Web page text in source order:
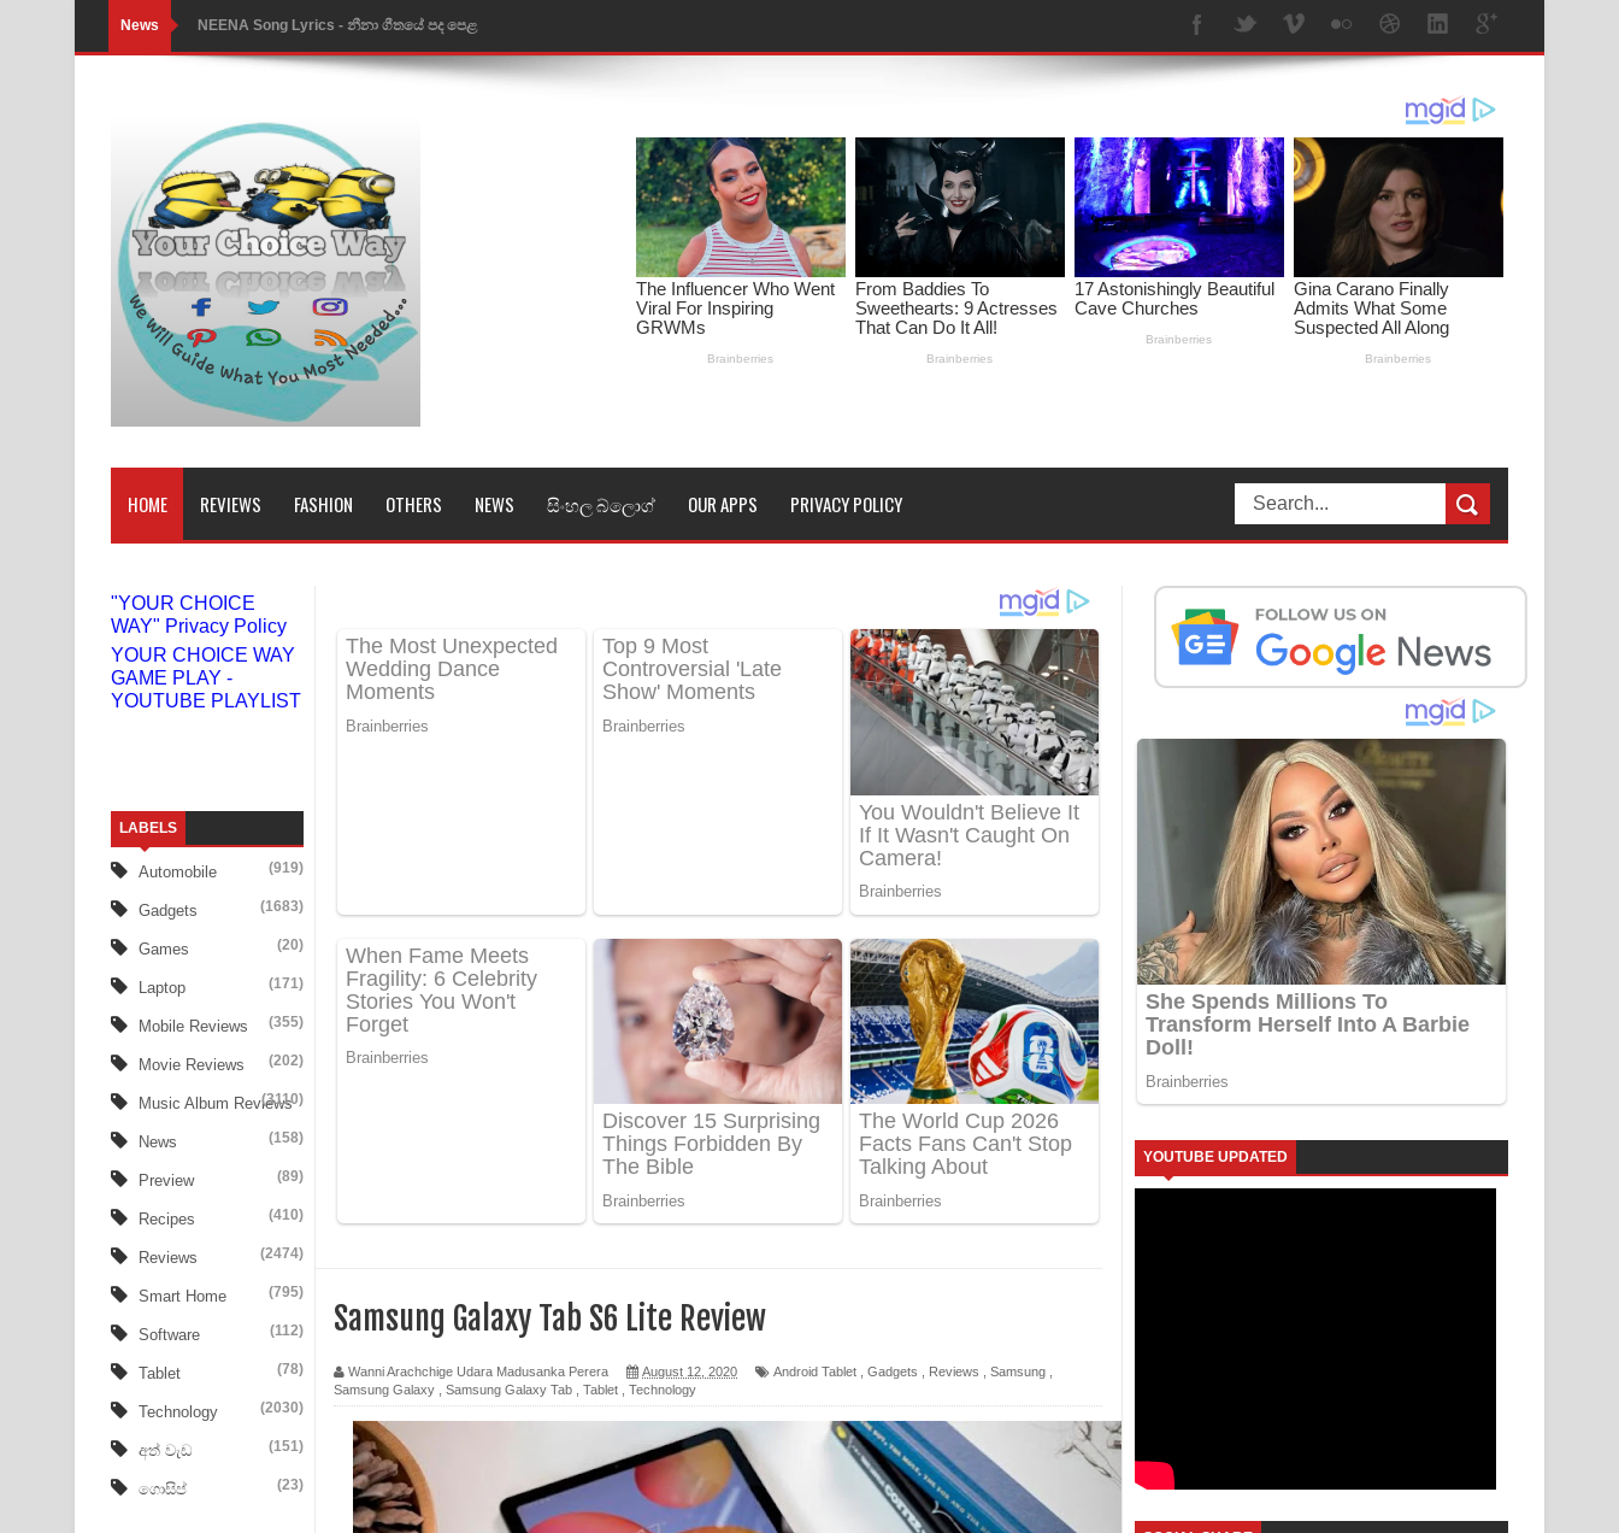
News Ahimi Wimai Himi Song Lyrics - අහිමි විමයි හිමි ගීතයේ පද පෙළ
Mathaka Parana Song Lyrics - මතක පාරනා ගීතයේ පද පෙළ
Nimnadhen Song Lyrics - නිම්නාදෙන් ගීතයේ පද පෙළ
Obamai Mage Adare Song Lyrics - ඔබමයි මගේ ආදරේ ගීතයේ පද පෙළ
Pansal Gihin Song Lyrics - පන්සල් ගිහිං ගීතයේ පද පෙළ
Ankeliya Song Lyrics - අංකෙළිය ගීතයේ පද පෙළ
DEAR GOD Song Lyrics - ඩියර් ගෝඩ් ගීතයේ පද පෙළ
MANAMALA KATHA Song Lyrics - මනමාල කතා ගීතයේ පද පෙළ
Dai Dai Lyrics - Shakira, Burna Boy | 2026 football world cup song lyrics
Numba Dun Aadare Song Lyrics - නුඹ දුන් ආදරේ ගීතයේ පද පෙළ
Liyamuda Dan Anagathe Song Lyrics - ලියමුද දැන් අනාගතේ ගීතයේ පද පෙළ
Doni Song Lyrics - දෝණි ගීතයේ පද පෙළ
UNUHUMA Song Lyrics - උණුහුම ගීතයේ පද පෙළ
Katakara Song Lyrics - කටකාර ගීතයේ පද පෙළ
Tharu Yaye Dilena Song Lyrics - තරු යායේ දිලෙනා ගීතයේ පද පෙළ
Heavy Weight Song Lyrics
FEVER DREAM Lyrics - Alex Warren
BTS : Hooligan Lyrics
Apa Hamuwee Song Lyrics - අප හමුවී ගීතයේ පද පෙළ
PATHINIYE Song Lyrics - පතිනියනේ ගීතයේ පද පෙළ
Sorry Sir Song Lyrics - සොරි සර් ගීතයේ පද පෙළ
HOME REVIEWS FASHION OTHERS NEWS සිංහල බ්ලොග් OUR APPS PRIVACY POLICY
"YOUR CHOICE
WAY" Privacy Policy
YOUR CHOICE WAY
GAME PLAY -
YOUTUBE PLAYLIST
LABELS
Automobile (919)
Gadgets (1683)
Games (20)
Laptop (171)
Mobile Reviews (355)
Movie Reviews (202)
Music Album Reviews
(3110)
News (158)
Preview (89)
Recipes (410)
Reviews (2474)
Smart Home (795)
Software (112)
Tablet (78)
Technology (2030)
අත් වැඩ (151)
ගොසිප් (23)
Samsung Galaxy Tab S6 Lite Review
Wanni Arachchige Udara Madusanka Perera August 12, 2020 Android Tablet Gadgets Reviews Samsung
Samsung Galaxy
Samsung Galaxy Tab Tablet Technology
YOUTUBE UPDATED